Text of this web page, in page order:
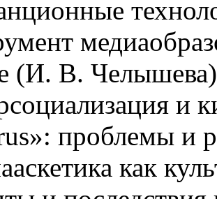
(И. В. Челышева)
и
проблемы и
как